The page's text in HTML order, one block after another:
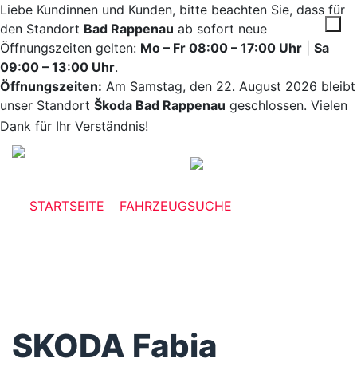
Liebe Kundinnen und Kunden, bitte beachten Sie, dass für
den Standort Bad Rappenau ab sofort neue
Öffnungszeiten gelten: Mo – Fr 08:00 – 17:00 Uhr
Sa
09:00 – 13:00 Uhr.
Öffnungszeiten: Am Samstag, den 22. August 2026 bleibt
unser Standort Škoda Bad Rappenau geschlossen. Vielen
Dank für Ihr Verständnis!
STARTSEITE FAHRZEUGSUCHE
SKODA Fabia